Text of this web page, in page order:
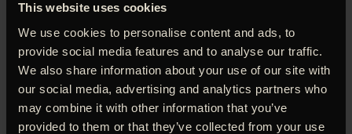
This website uses cookies
We use cookies to personalise content and ads, to
provide social media features and to analyse our traffic.
We also share information about your use of our site with
our social media, advertising and analytics partners who
may combine it with other information that you’ve
provided to them or that they’ve collected from your use
LOG IND FOR AT HENTE
PRESSEMATERIALE
Brugernavn eller e-mailadresse